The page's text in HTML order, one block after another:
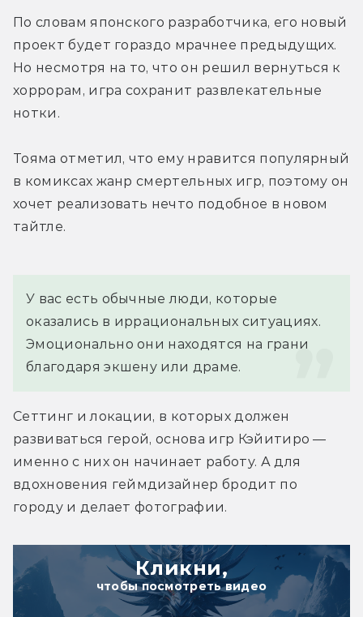
По словам японского разработчика, его новый
проект будет гораздо мрачнее предыдущих.
Но несмотря на то, что он решил вернуться к
хоррорам, игра сохранит развлекательные
нотки.
Тояма отметил, что ему нравится популярный
в комиксах жанр смертельных игр, поэтому он
хочет реализовать нечто подобное в новом
тайтле.
У вас есть обычные люди, которые
оказались в иррациональных ситуациях.
Эмоционально они находятся на грани
благодаря экшену или драме.
Сеттинг и локации, в которых должен
развиваться герой, основа игр Кэйитиро —
именно с них он начинает работу. А для
вдохновения геймдизайнер бродит по
городу и делает фотографии.
Кликни,
чтобы посмотреть видео